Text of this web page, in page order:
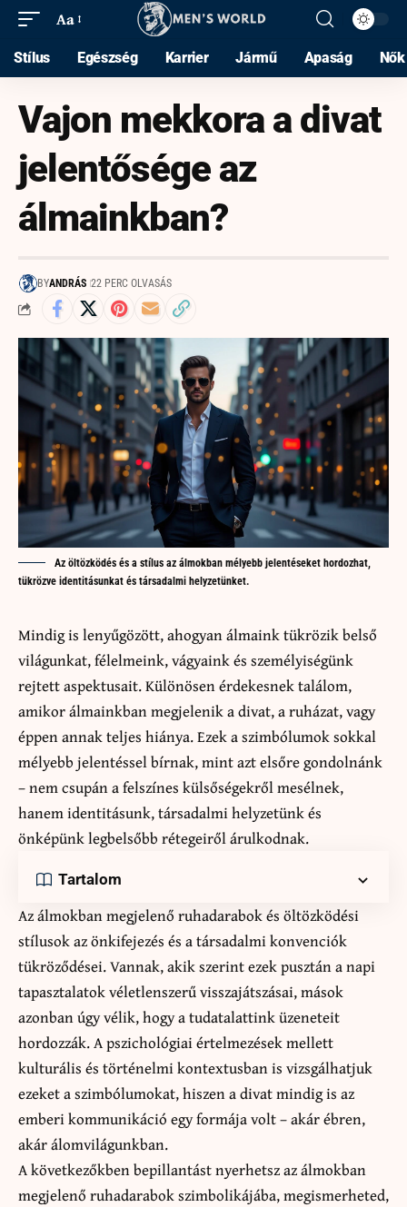
Aa
Stílus Egészség Karrier Jármű Apaság Nők
Vajon mekkora a divat
jelentősége az
álmainkban?
BYANDRÁS 22 PERC OLVASÁS
Az öltözködés és a stílus az álmokban mélyebb jelentéseket hordozhat,
tükrözve identitásunkat és társadalmi helyzetünket.
Mindig is lenyűgözött, ahogyan álmaink tükrözik belső
világunkat, félelmeink, vágyaink és személyiségünk
rejtett aspektusait. Különösen érdekesnek találom,
amikor álmainkban megjelenik a divat, a ruházat, vagy
éppen annak teljes hiánya. Ezek a szimbólumok sokkal
mélyebb jelentéssel bírnak, mint azt elsőre gondolnánk
– nem csupán a felszínes külsőségekről mesélnek,
hanem identitásunk, társadalmi helyzetünk és
önképünk legbelsőbb rétegeiről árulkodnak.
Tartalom
Az álmokban megjelenő ruhadarabok és öltözködési
stílusok az önkifejezés és a társadalmi konvenciók
tükröződései. Vannak, akik szerint ezek pusztán a napi
tapasztalatok véletlenszerű visszajátszásai, mások
azonban úgy vélik, hogy a tudatalattink üzeneteit
hordozzák. A pszichológiai értelmezések mellett
kulturális és történelmi kontextusban is vizsgálhatjuk
ezeket a szimbólumokat, hiszen a divat mindig is az
emberi kommunikáció egy formája volt – akár ébren,
akár álomvilágunkban.
A következőkben bepillantást nyerhetsz az álmokban
megjelenő ruhadarabok szimbolikájába, megismerheted,